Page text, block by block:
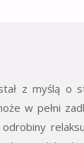
z myślą o
w pełni